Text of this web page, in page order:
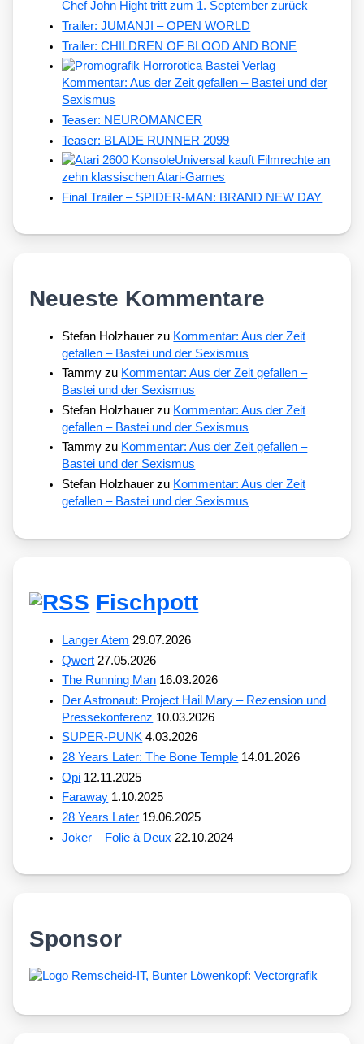
Chef John Hight tritt zum 1. September zurück
Trailer: JUMANJI – OPEN WORLD
Trailer: CHILDREN OF BLOOD AND BONE
Kommentar: Aus der Zeit gefallen – Bastei und der
Sexismus
Teaser: NEUROMANCER
Teaser: BLADE RUNNER 2099
Universal kauft Filmrechte an
zehn klassischen Atari-Games
Final Trailer – SPIDER-MAN: BRAND NEW DAY
Neueste Kommentare
Stefan Holzhauer zu Kommentar: Aus der Zeit
gefallen – Bastei und der Sexismus
Tammy zu Kommentar: Aus der Zeit gefallen –
Bastei und der Sexismus
Stefan Holzhauer zu Kommentar: Aus der Zeit
gefallen – Bastei und der Sexismus
Tammy zu Kommentar: Aus der Zeit gefallen –
Bastei und der Sexismus
Stefan Holzhauer zu Kommentar: Aus der Zeit
gefallen – Bastei und der Sexismus
Fischpott
Langer Atem 29.07.2026
Qwert 27.05.2026
The Running Man 16.03.2026
Der Astronaut: Project Hail Mary – Rezension und
Pressekonferenz 10.03.2026
SUPER-PUNK 4.03.2026
28 Years Later: The Bone Temple 14.01.2026
Opi 12.11.2025
Faraway 1.10.2025
28 Years Later 19.06.2025
Joker – Folie à Deux 22.10.2024
Sponsor